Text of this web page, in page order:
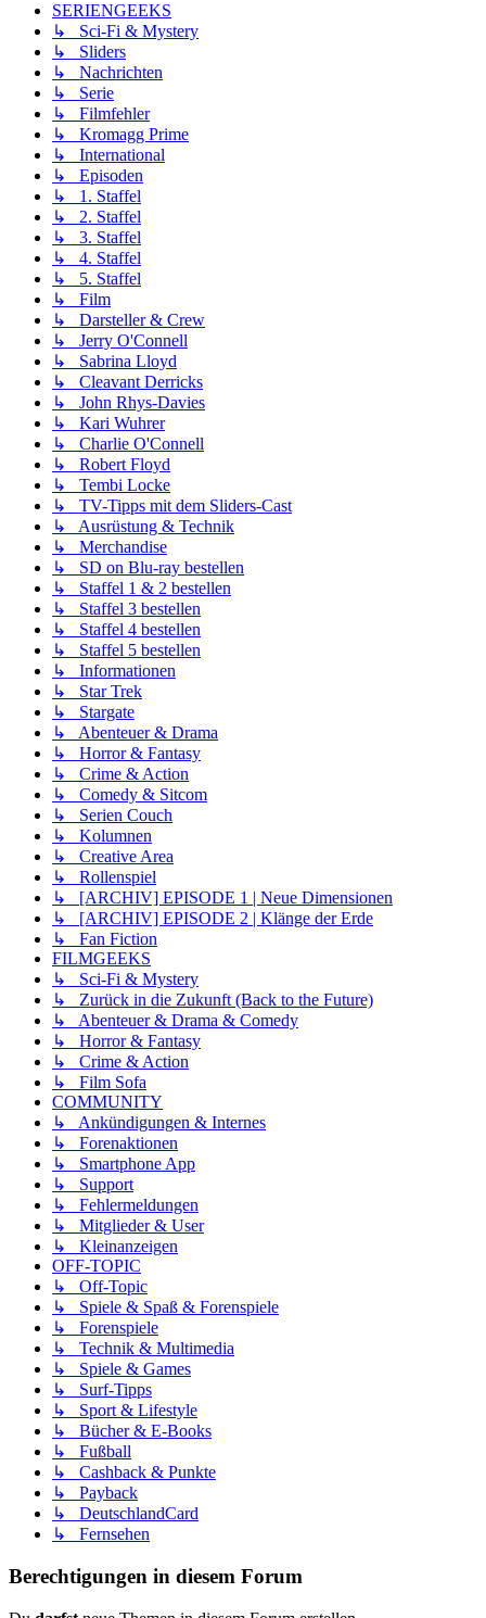
SERIENGEEKS
↳ Sci-Fi & Mystery
↳ Sliders
↳ Nachrichten
↳ Serie
↳ Filmfehler
↳ Kromagg Prime
↳ International
↳ Episoden
↳ 1. Staffel
↳ 2. Staffel
↳ 3. Staffel
↳ 4. Staffel
↳ 5. Staffel
↳ Film
↳ Darsteller & Crew
↳ Jerry O'Connell
↳ Sabrina Lloyd
↳ Cleavant Derricks
↳ John Rhys-Davies
↳ Kari Wuhrer
↳ Charlie O'Connell
↳ Robert Floyd
↳ Tembi Locke
↳ TV-Tipps mit dem Sliders-Cast
↳ Ausrüstung & Technik
↳ Merchandise
↳ SD on Blu-ray bestellen
↳ Staffel 1 & 2 bestellen
↳ Staffel 3 bestellen
↳ Staffel 4 bestellen
↳ Staffel 5 bestellen
↳ Informationen
↳ Star Trek
↳ Stargate
↳ Abenteuer & Drama
↳ Horror & Fantasy
↳ Crime & Action
↳ Comedy & Sitcom
↳ Serien Couch
↳ Kolumnen
↳ Creative Area
↳ Rollenspiel
↳ [ARCHIV] EPISODE 1 | Neue Dimensionen
↳ [ARCHIV] EPISODE 2 | Klänge der Erde
↳ Fan Fiction
FILMGEEKS
↳ Sci-Fi & Mystery
↳ Zurück in die Zukunft (Back to the Future)
↳ Abenteuer & Drama & Comedy
↳ Horror & Fantasy
↳ Crime & Action
↳ Film Sofa
COMMUNITY
↳ Ankündigungen & Internes
↳ Forenaktionen
↳ Smartphone App
↳ Support
↳ Fehlermeldungen
↳ Mitglieder & User
↳ Kleinanzeigen
OFF-TOPIC
↳ Off-Topic
↳ Spiele & Spaß & Forenspiele
↳ Forenspiele
↳ Technik & Multimedia
↳ Spiele & Games
↳ Surf-Tipps
↳ Sport & Lifestyle
↳ Bücher & E-Books
↳ Fußball
↳ Cashback & Punkte
↳ Payback
↳ DeutschlandCard
↳ Fernsehen
Berechtigungen in diesem Forum